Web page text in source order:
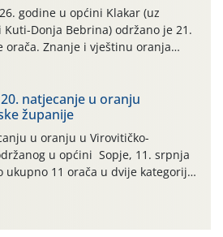
godine u općini Klakar (uz
Donja Bebrina) održano je 21.
orača. Znanje i vještinu oranja
u kategoriji plugova ravnjaka i
plugova premetnjaka.
Željko Kucjenić voditelj
podršku Slavonski Brod,
natjecanje u oranju
županije
u oranju u Virovitičko-
u općini Sopje, 11. srpnja
ukupno 11 orača u dvije kategorije:
prijavljena 5 natjecatelja i
6 natjecatelja. Radni dio